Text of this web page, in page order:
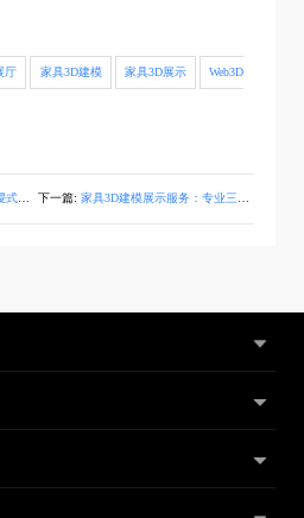
厅 家具3D建模 家具3D展示 Web3D
体验 下一篇: 家具3D建模展示服务：专业三维建模与线上展示一站式解决方案